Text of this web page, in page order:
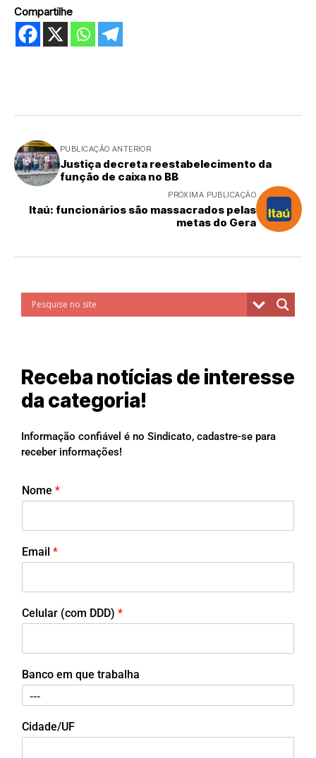
Compartilhe
PUBLICAÇÃO ANTERIOR
Justiça decreta reestabelecimento da
função de caixa no BB
PRÓXIMA PUBLICAÇÃO
Itaú: funcionários são massacrados pelas
metas do Gera
Receba notícias de interesse
da categoria!
Informação confiável é no Sindicato, cadastre-se para
receber informações!
Nome *
Email *
Celular (com DDD) *
Banco em que trabalha
Cidade/UF